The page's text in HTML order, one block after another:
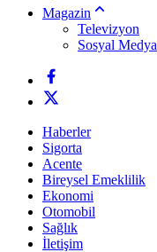
Magazin
Televizyon
Sosyal Medya
Haberler
Sigorta
Acente
Bireysel Emeklilik
Ekonomi
Otomobil
Sağlık
İletişim